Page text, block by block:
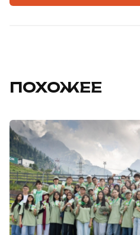
ПОХОЖЕЕ